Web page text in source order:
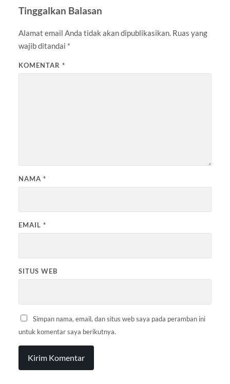
Tinggalkan Balasan
Alamat email Anda tidak akan dipublikasikan. Ruas yang
wajib ditandai *
KOMENTAR *
NAMA *
EMAIL *
SITUS WEB
Simpan nama, email, dan situs web saya pada peramban ini
untuk komentar saya berikutnya.